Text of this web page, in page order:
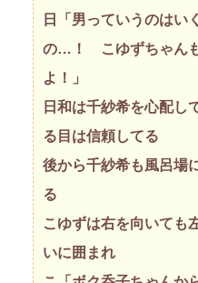
日「男っていうのはい
の…！ こゆずちゃん
よ！」
日和は千紗希を心配し
る目は信頼してる
後から千紗希も風呂場
る
こゆずは右を向いても
いに囲まれ